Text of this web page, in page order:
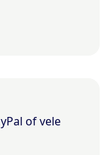
of vele